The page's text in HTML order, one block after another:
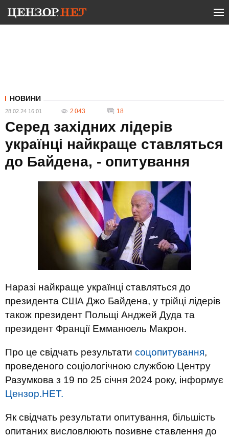
НОВИНИ
28.02.24 16:01 2 043 18
Серед західних лідерів
українці найкраще ставляться
до Байдена, - опитування
Наразі найкраще українці ставляться до
президента США Джо Байдена, у трійці лідерів
також президент Польщі Анджей Дуда та
президент Франції Емманюель Макрон.
Про це свідчать результати соцопитування,
проведеного соціологічною службою Центру
Разумкова з 19 по 25 січня 2024 року, інформує
Цензор.НЕТ.
Як свідчать результати опитування, більшість
опитаних висловлюють позивне ставлення до